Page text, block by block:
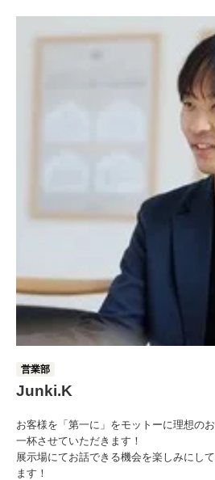
営業部
Junki.K
お客様を「第一に」をモットーに理想の
一杯させていただきます！
展示場にてお話できる機会を楽しみにし
ます！